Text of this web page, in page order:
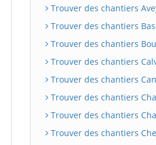
Trouver des chantiers
Trouver des chantiers
Trouver des chantiers
Trouver des chantiers
Trouver des chantiers
Trouver des chantiers
Trouver des chantiers
Trouver des chantiers